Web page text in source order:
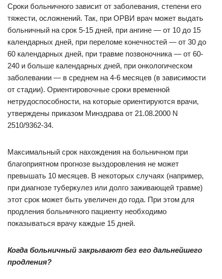
Сроки больничного зависит от заболевания, степени его
тяжести, осложнений. Так, при ОРВИ врач может выдать
больничный на срок 5-15 дней, при ангине — от 10 до 15
календарных дней, при переломе конечностей — от 30 до
60 календарных дней, при травме позвоночника — от 60-
240 и больше календарных дней, при онкологическом
заболевании — в среднем на 4-6 месяцев (в зависимости
от стадии). Ориентировочные сроки временной
нетрудоспособности, на которые ориентируются врачи,
утверждены приказом Минздрава от 21.08.2000 N
2510/9362-34.
Максимальный срок нахождения на больничном при
благоприятном прогнозе выздоровления не может
превышать 10 месяцев. В некоторых случаях (например,
при диагнозе туберкулез или долго заживающей травме)
этот срок может быть увеличен до года. При этом для
продления больничного пациенту необходимо
показываться врачу каждые 15 дней.
Когда больничный закрывают без его дальнейшего
продления?